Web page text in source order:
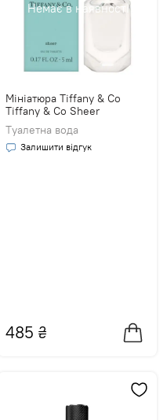
Немає в наявності
Мініатюра Tiffany & Co
Tiffany & Co Sheer
Туалетна вода
Залишити відгук
485 ₴